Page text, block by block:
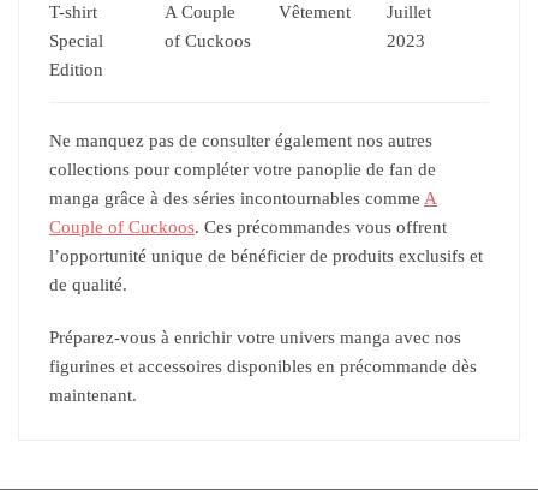
T-shirt
Special
Edition
A Couple
of Cuckoos
Vêtement
Juillet
2023
Ne manquez pas de consulter également nos autres
collections pour compléter votre panoplie de fan de
manga grâce à des séries incontournables comme A
Couple of Cuckoos. Ces précommandes vous offrent
l’opportunité unique de bénéficier de produits exclusifs et
de qualité.
Préparez-vous à enrichir votre univers manga avec nos
figurines et accessoires disponibles en précommande dès
maintenant.